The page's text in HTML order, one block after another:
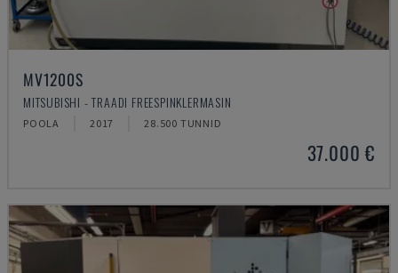
MV1200S
MITSUBISHI - TRAADI FREESPINKLERMASIN
POOLA 2017 28.500 TUNNID
37.000 €